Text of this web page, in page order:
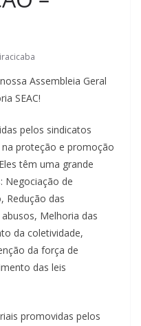
Assembleia Geral
SEAC!
pelos sindicatos
proteção e promoção
têm uma grande
Negociação de
Redução das
Melhoria das
da coletividade,
da força de
das leis
promovidas pelos